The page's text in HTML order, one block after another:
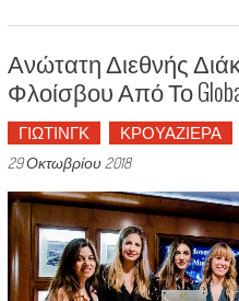
Ανώτατη Διεθνής
Φλοίσβου Από Το Global
ΓΙΩΤΙΝΓΚ ΚΡΟΥΑΖΙΕΡΑ
29 Οκτωβρίου 2018